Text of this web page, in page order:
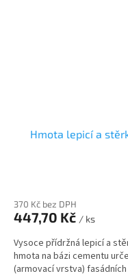
Hmota lepicí a
produktu
je
z
5
hvězdiček.
370 Kč bez DPH
447,70 Kč / ks
Vysoce přídržná lepicí a
hmota na bázi cementu
(armovací vrstva)